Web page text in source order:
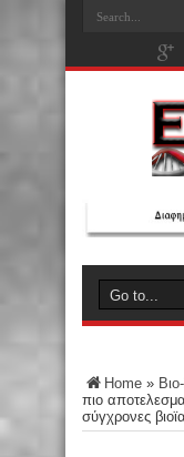
Home »
πιο
σύγχρονες